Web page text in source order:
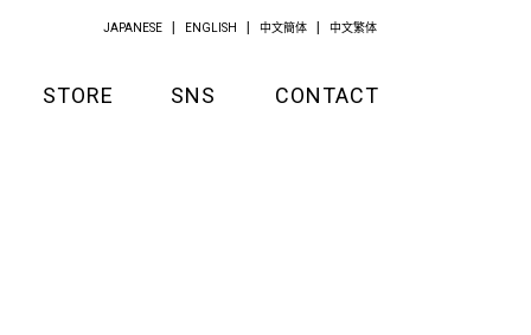
STORE SNS CONTACT
JAPANESE ENGLISH 中文簡体 中文繁体